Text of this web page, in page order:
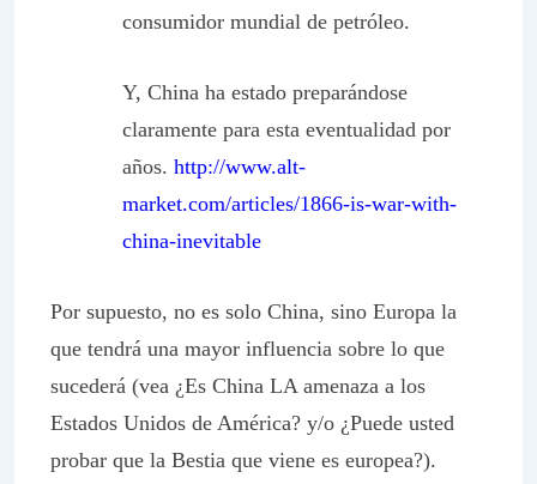
consumidor mundial de petróleo.
Y, China ha estado preparándose
claramente para esta eventualidad por
años. http://www.alt-
market.com/articles/1866-is-war-with-
china-inevitable
Por supuesto, no es solo China, sino Europa la
que tendrá una mayor influencia sobre lo que
sucederá (vea ¿Es China LA amenaza a los
Estados Unidos de América? y/o ¿Puede usted
probar que la Bestia que viene es europea?).